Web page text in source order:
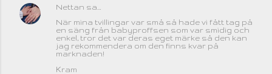
Nettan sa…
När mina tvillingar var små så hade vi fått tag på
en säng från babyproffsen som var smidig och
enkel, tror det var deras eget märke så den kan
jag rekommendera om den finns kvar på
marknaden!
Kram